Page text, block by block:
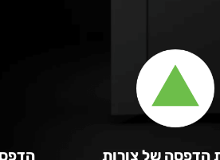
הדפסה של צורות